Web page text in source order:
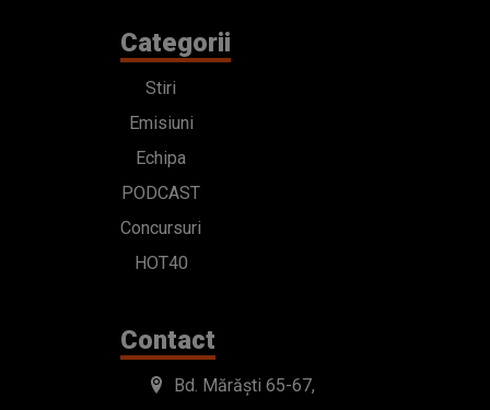
Categorii
Stiri
Emisiuni
Echipa
PODCAST
Concursuri
HOT40
Contact
Bd. Mărăști 65-67,